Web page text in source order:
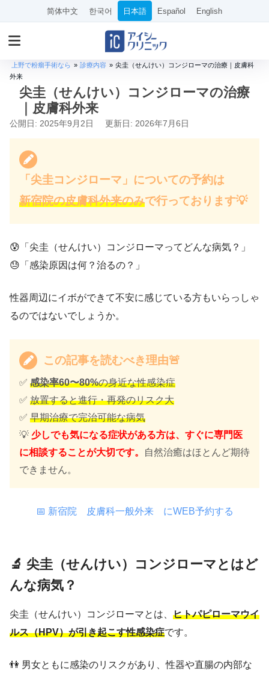
简体中文 한국어 日本語 Español English
上野で粉瘤手術なら » 診療内容 » 尖圭（せんけい）コンジローマの治療｜皮膚科
外来
尖圭（せんけい）コンジローマの治療
｜皮膚科外来
公開日: 2025年9月2日 更新日: 2026年7月6日
「尖圭コンジローマ」についての予約は
新宿院の皮膚科外来のみで行っております💡
😰「尖圭（せんけい）コンジローマってどんな病気？」
😓「感染原因は何？治るの？」
性器周辺にイボができて不安に感じている方もいらっしゃ
るのではないでしょうか。
この記事を読むべき理由🚨
✅ 感染率60〜80%の身近な性感染症
✅ 放置すると進行・再発のリスク大
✅ 早期治療で完治可能な病気
💡 少しでも気になる症状がある方は、すぐに専門医
に相談することが大切です。
自然治癒はほとんど期待
できません。
📅 新宿院 皮膚科一般外来 にWEB予約する
🔬 尖圭（せんけい）コンジローマとはど
んな病気？
尖圭（せんけい）コンジローマとは、 ヒトパピローマウイ
ルス（HPV）が引き起こす性感染症です。
👫 男女ともに感染のリスクがあり、性器や直腸の内部な